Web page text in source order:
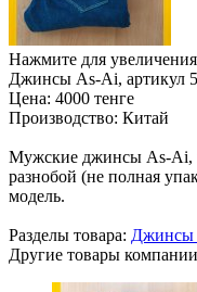
Нажмите для увеличения
Джинсы As-Ai, артикул
Цена: 4000 тенге
Производство: Китай
Мужские джинсы As-Ai,
разнобой (не полная
модель.
Разделы товара: Джинсы
Другие товары